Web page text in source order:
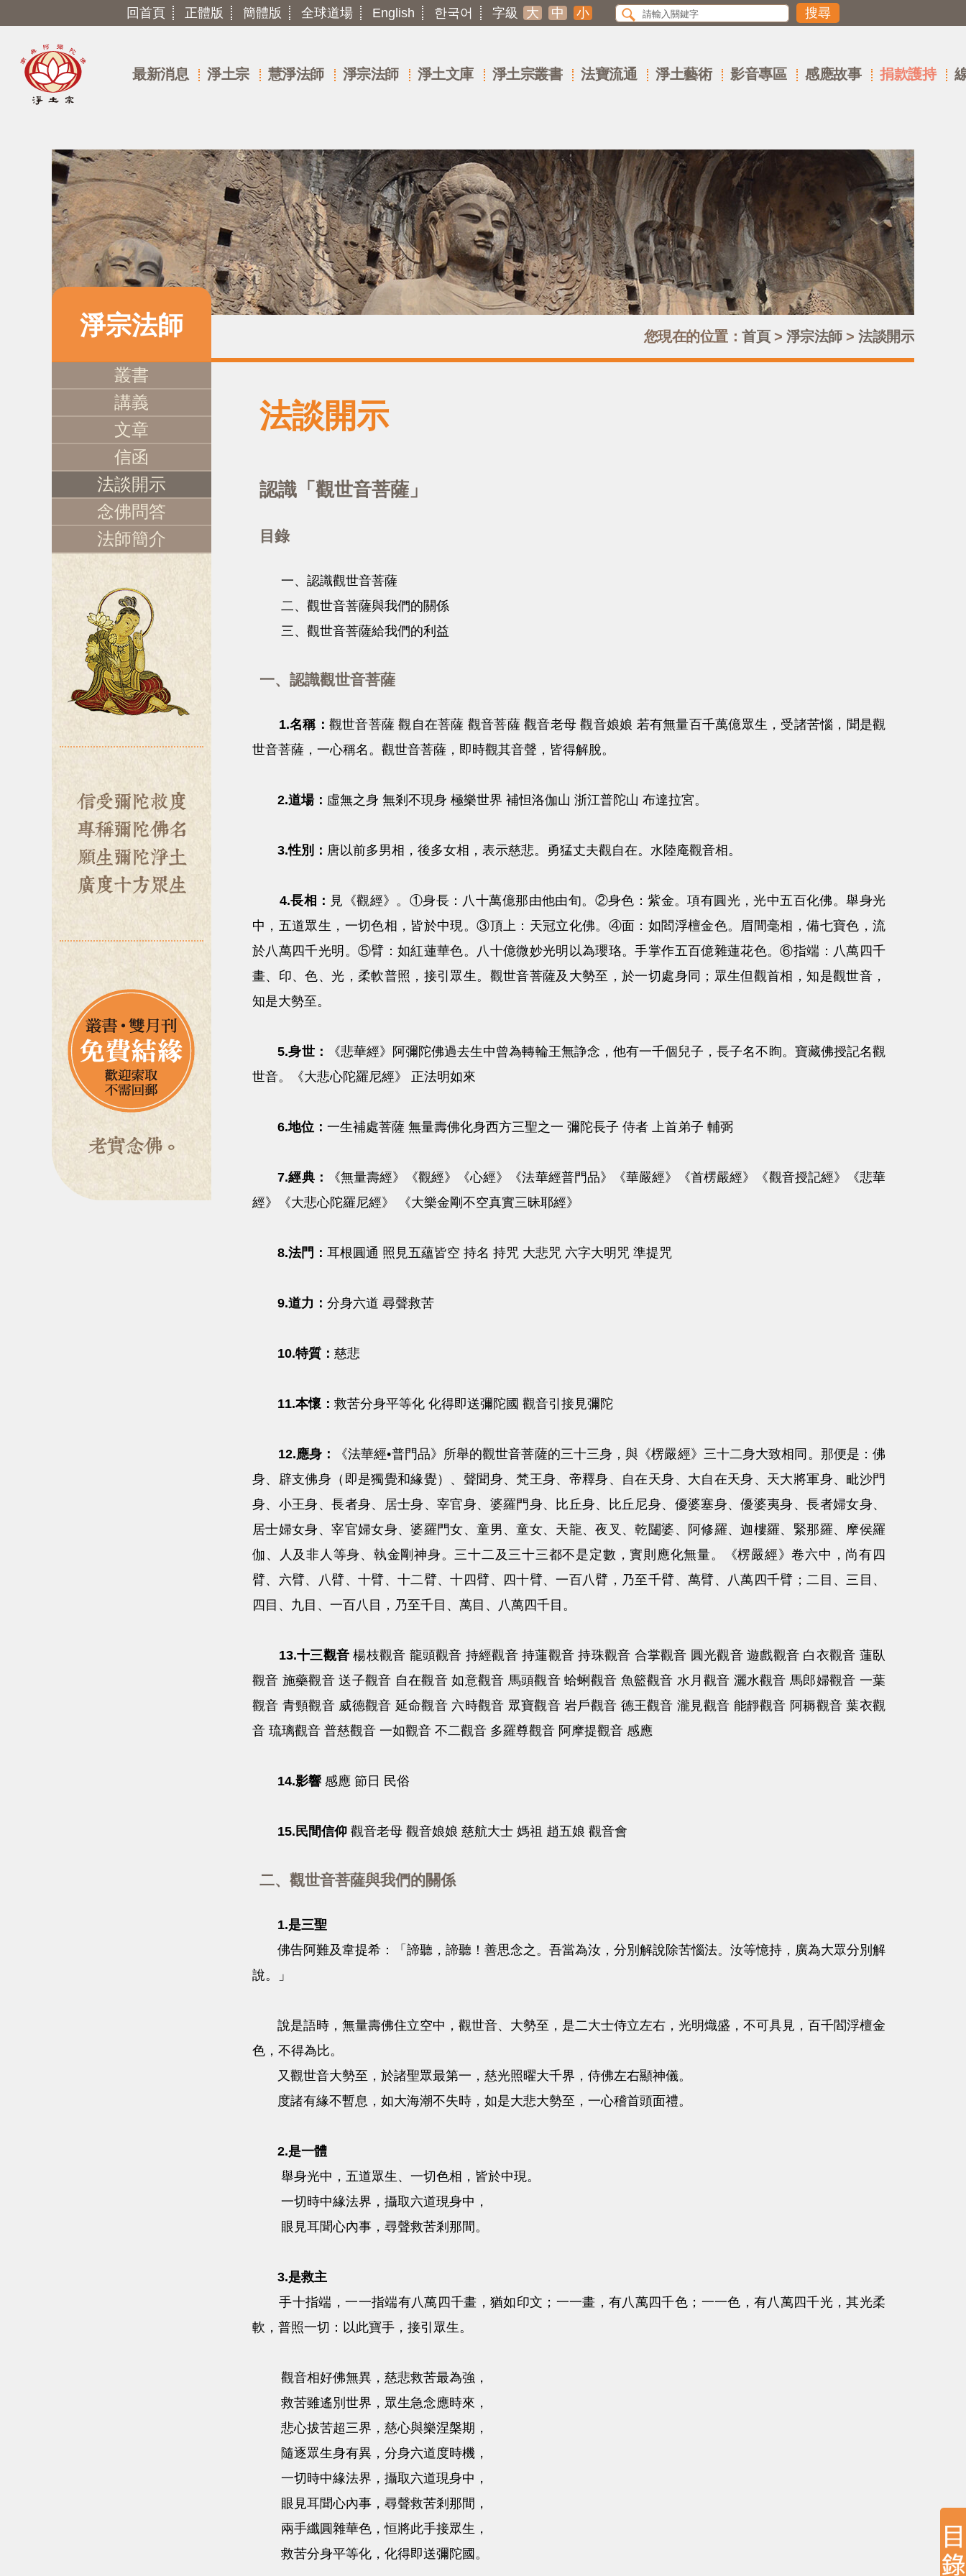
回首頁 正體版 簡體版 全球道場 English 한국어 字級 大 中 小
最新消息 淨土宗 慧淨法師 淨宗法師 淨土文庫 淨土宗叢書 法寶流通 淨土藝術 影音專區 感應故事 捐款護持
淨宗法師 您現在的位置： 首頁> 淨宗法師> 法談開示
叢書
講義
文章
信函
法談開示
念佛問答
法師簡介
法談開示
認識「觀世音菩薩」
目錄
一、認識觀世音菩薩
二、觀世音菩薩與我們的關係
三、觀世音菩薩給我們的利益
一、認識觀世音菩薩
1.名稱： 觀世音菩薩 觀自在菩薩 觀音菩薩 觀音老母 觀音娘娘 若有無量百千萬億眾生，受諸苦惱，聞是觀
世音菩薩，一心稱名。觀世音菩薩，即時觀其音聲，皆得解脫。
2.道場： 虛無之身 無剎不現身 極樂世界 補怛洛伽山 浙江普陀山 布達拉宮。
3.性別： 唐以前多男相，後多女相，表示慈悲。勇猛丈夫觀自在。水陸庵觀音相。
4.長相： 見《觀經》。①身長：八十萬億那由他由旬。②身色：紫金。項有圓光，光中五百化佛。舉身光
中，五道眾生，一切色相，皆於中現。③頂上：天冠立化佛。④面：如閻浮檀金色。眉間毫相，備七寶色，流
於八萬四千光明。⑤臂：如紅蓮華色。八十億微妙光明以為瓔珞。手掌作五百億雜蓮花色。⑥指端：八萬四千
畫、印、色、光，柔軟普照，接引眾生。觀世音菩薩及大勢至，於一切處身同；眾生但觀首相，知是觀世音，
知是大勢至。
5.身世：
《悲華經》阿彌陀佛過去生中曾為轉輪王無諍念，他有一千個兒子，長子名不眴。寶藏佛授記名觀
世音。《大悲心陀羅尼經》 正法明如來
6.地位： 一生補處菩薩 無量壽佛化身西方三聖之一 彌陀長子 侍者 上首弟子 輔弼
7.經典：
《無量壽經》《觀經》《心經》《法華經普門品》《華嚴經》《首楞嚴經》《觀音授記經》《悲華
經》《大悲心陀羅尼經》 《大樂金剛不空真實三昧耶經》
8.法門： 耳根圓通 照見五蘊皆空 持名 持咒 大悲咒 六字大明咒 準提咒
9.道力： 分身六道 尋聲救苦
10.特質： 慈悲
11.本懷： 救苦分身平等化 化得即送彌陀國 觀音引接見彌陀
12.應身：
《法華經•普門品》所舉的觀世音菩薩的三十三身，與《楞嚴經》三十二身大致相同。那便是：佛
身、辟支佛身（即是獨覺和緣覺）、聲聞身、梵王身、帝釋身、自在天身、大自在天身、天大將軍身、毗沙門
身、小王身、長者身、居士身、宰官身、婆羅門身、比丘身、比丘尼身、優婆塞身、優婆夷身、長者婦女身、
居士婦女身、宰官婦女身、婆羅門女、童男、童女、天龍、夜叉、乾闥婆、阿修羅、迦樓羅、緊那羅、摩侯羅
伽、人及非人等身、執金剛神身。三十二及三十三都不是定數，實則應化無量。《楞嚴經》卷六中，尚有四
臂、六臂、八臂、十臂、十二臂、十四臂、四十臂、一百八臂，乃至千臂、萬臂、八萬四千臂；二目、三目、
四目、九目、一百八目，乃至千目、萬目、八萬四千目。
13.十三觀音 楊枝觀音 龍頭觀音 持經觀音 持蓮觀音 持珠觀音 合掌觀音 圓光觀音 遊戲觀音 白衣觀音 蓮臥
觀音 施藥觀音 送子觀音 自在觀音 如意觀音 馬頭觀音 蛤蜊觀音 魚籃觀音 水月觀音 灑水觀音 馬郎婦觀音 一葉
觀音 青頸觀音 威德觀音 延命觀音 六時觀音 眾寶觀音 岩戶觀音 德王觀音 瀧見觀音 能靜觀音 阿耨觀音 葉衣觀
音 琉璃觀音 普慈觀音 一如觀音 不二觀音 多羅尊觀音 阿摩提觀音 感應
14.影響 感應 節日 民俗
15.民間信仰 觀音老母 觀音娘娘 慈航大士 媽祖 趙五娘 觀音會
二、觀世音菩薩與我們的關係
1.是三聖
佛告阿難及韋提希：「諦聽，諦聽！善思念之。吾當為汝，分別解說除苦惱法。汝等憶持，廣為大眾分別解
說。」
說是語時，無量壽佛住立空中，觀世音、大勢至，是二大士侍立左右，光明熾盛，不可具見，百千閻浮檀金
色，不得為比。
又觀世音大勢至，於諸聖眾最第一，慈光照曜大千界，侍佛左右顯神儀。
度諸有緣不暫息，如大海潮不失時，如是大悲大勢至，一心稽首頭面禮。
2.是一體
舉身光中，五道眾生、一切色相，皆於中現。
一切時中緣法界，攝取六道現身中，
眼見耳聞心內事，尋聲救苦剎那間。
3.是救主
手十指端，一一指端有八萬四千畫，猶如印文；一一畫，有八萬四千色；一一色，有八萬四千光，其光柔
軟，普照一切：以此寶手，接引眾生。
觀音相好佛無異，慈悲救苦最為強，
救苦雖遙別世界，眾生急念應時來，
悲心拔苦超三界，慈心與樂涅槃期，
隨逐眾生身有異，分身六道度時機，
一切時中緣法界，攝取六道現身中，
眼見耳聞心內事，尋聲救苦剎那間，
兩手纖圓雜華色，恒將此手接眾生，
救苦分身平等化，化得即送彌陀國。